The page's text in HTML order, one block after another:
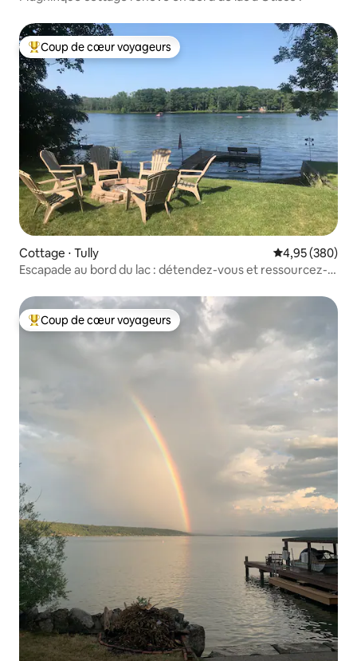
Coups de cœur voyageurs les plus appréciés
Coup de cœur voyageurs
Cottage ⋅ Tully Évaluation
4,95 (380)
Escapade au bord du lac : détendez-vous et ressourcez-
Coups de cœur voyageurs les plus appréciés
Coup de cœur voyageurs